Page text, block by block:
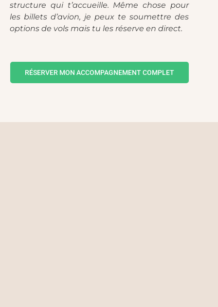
structure qui t’accueille. Même chose pour
les billets d’avion, je peux te soumettre des
options de vols mais tu les réserve en direct.
RÉSERVER MON ACCOMPAGNEMENT COMPLET